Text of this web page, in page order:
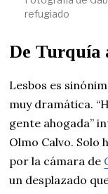
refugiado
De Turquía
Lesbos es
muy dramática.
gente ahogada”
Olmo Calvo. Solo
por la cámara de
un desplazado